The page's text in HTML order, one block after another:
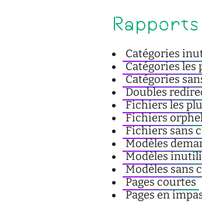
internationalaccessibilité
cellule d'écoute
service social
safesa
tutorat
sites
Catégories
Catégories les
Catégories
Doubles
Fichiers les
Fichiers
Fichiers sans
Modèles
Modèles
Modèles sans
Pages courtes
Pages en